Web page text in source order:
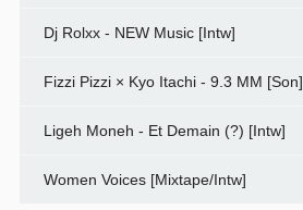
Dj Rolxx - NEW Music [Intw]
Fizzi Pizzi × Kyo Itachi - 9.3 MM [Son]
Ligeh Moneh - Et Demain (?) [Intw]
Women Voices [Mixtape/Intw]